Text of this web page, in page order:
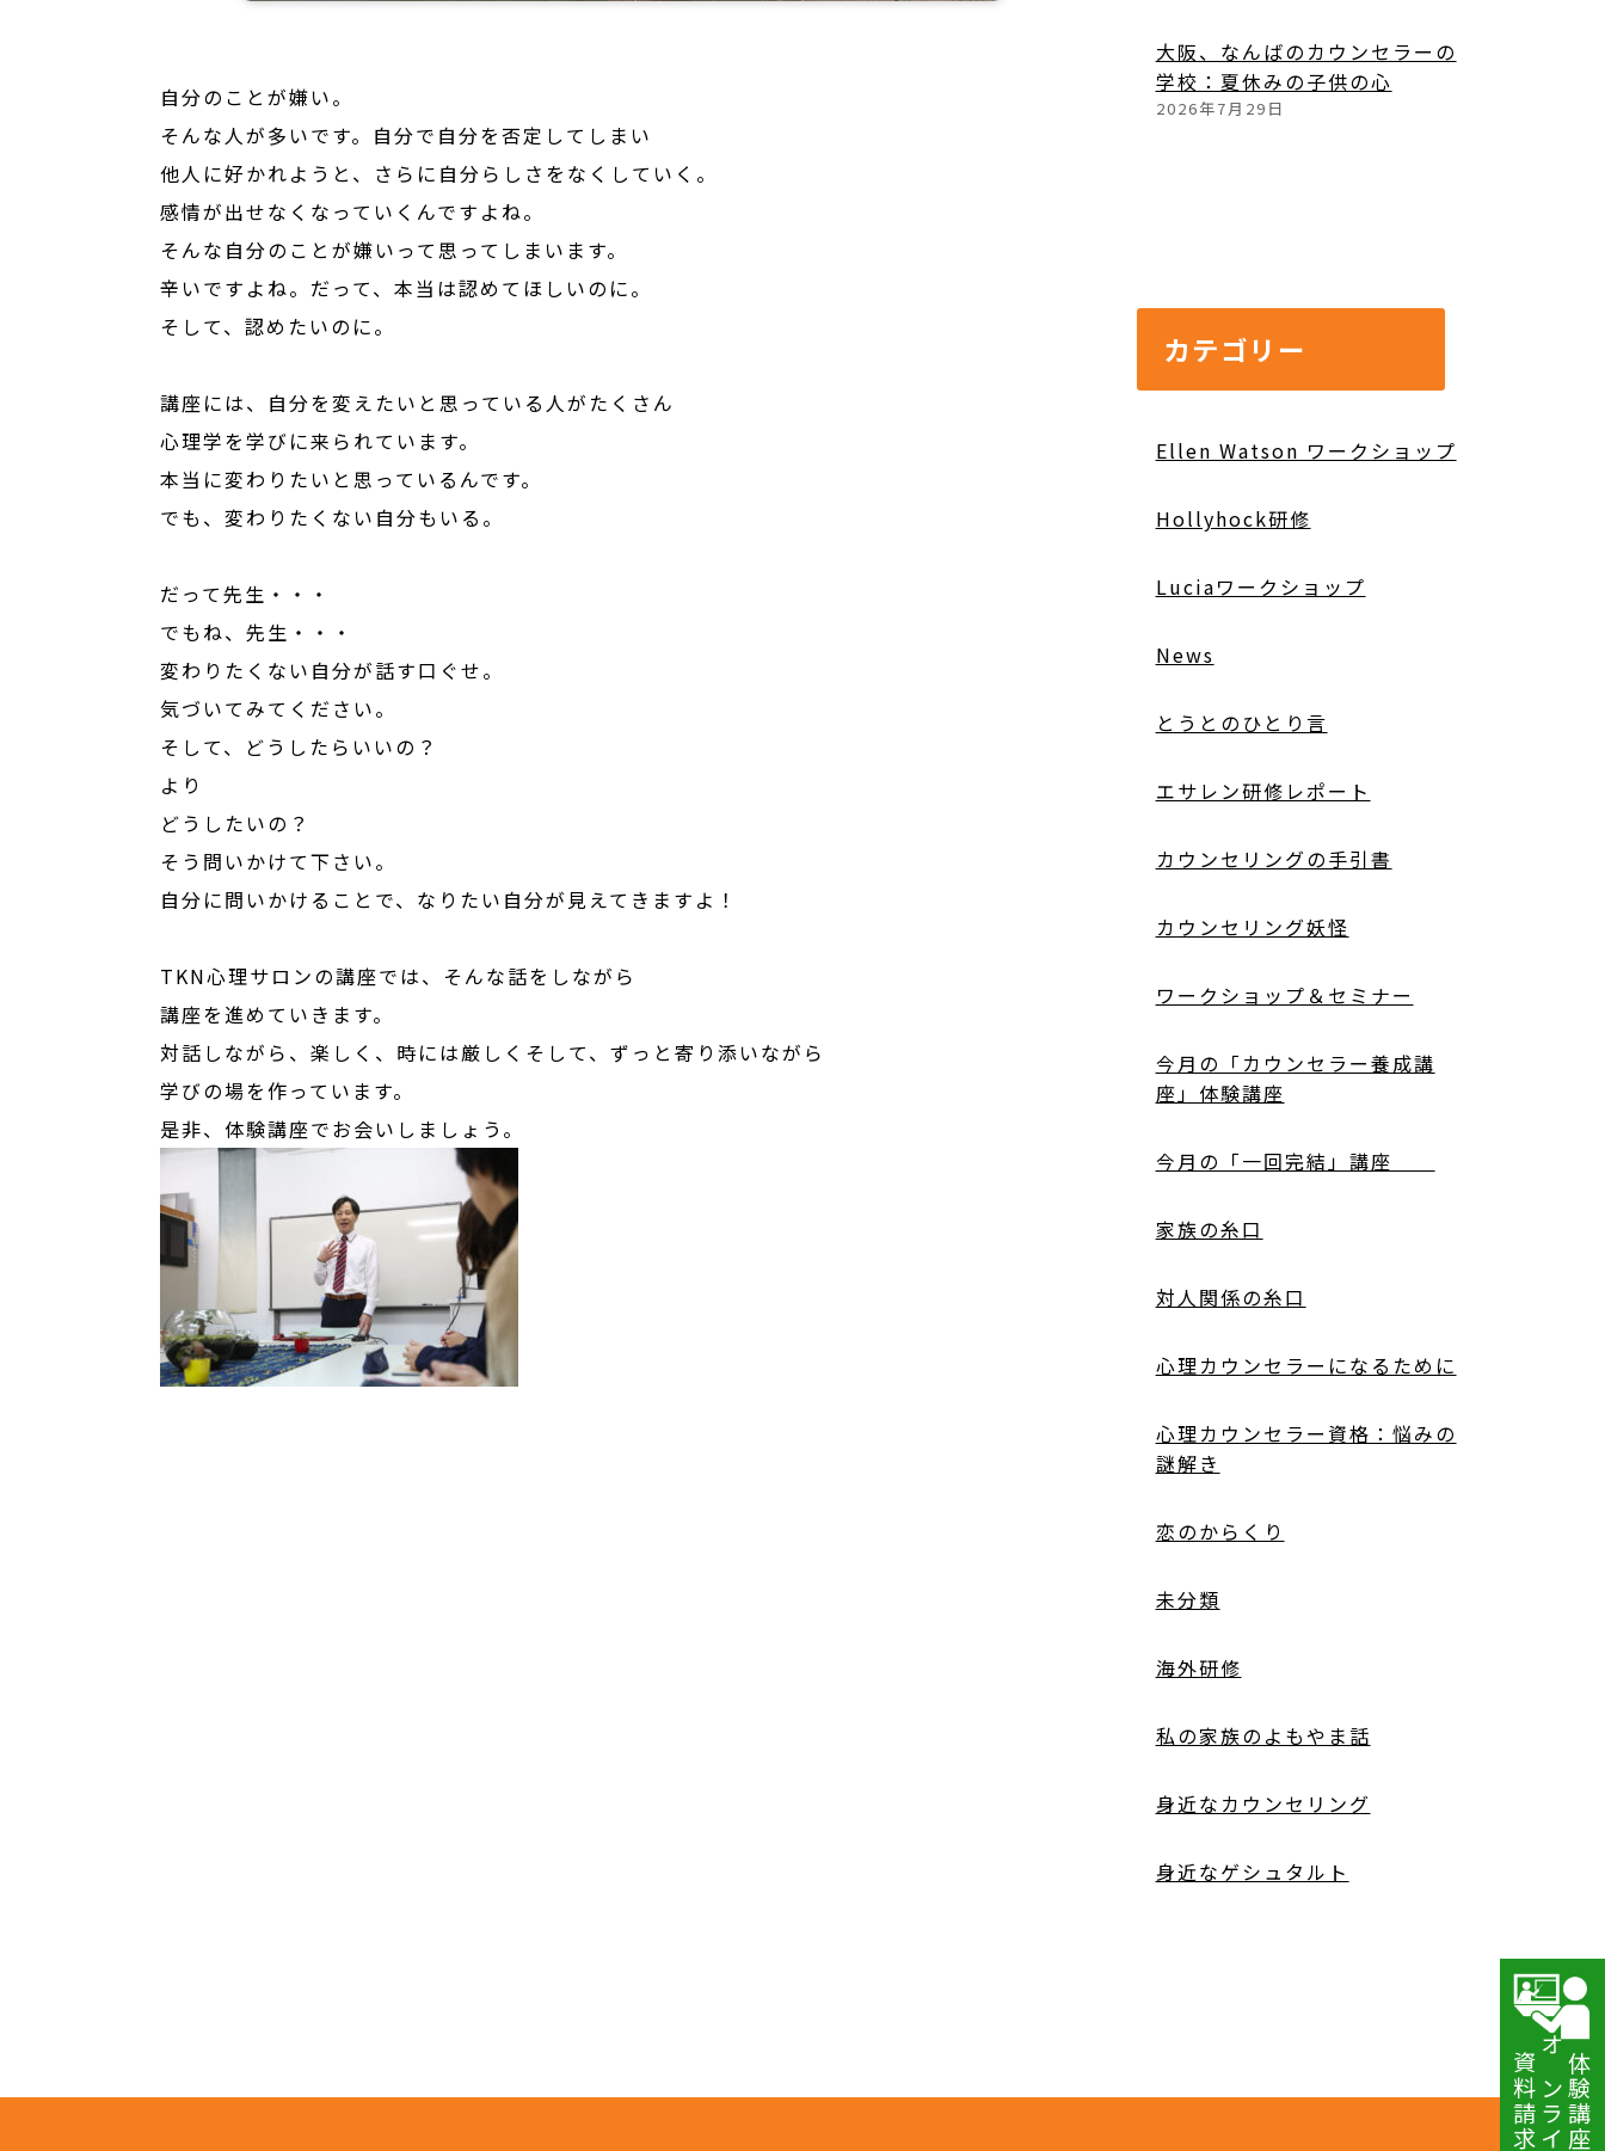
自分のことが嫌い。
そんな人が多いです。自分で自分を否定してしまい
他人に好かれようと、さらに自分らしさをなくしていく。
感情が出せなくなっていくんですよね。
そんな自分のことが嫌いって思ってしまいます。
辛いですよね。だって、本当は認めてほしいのに。
そして、認めたいのに。
講座には、自分を変えたいと思っている人がたくさん
心理学を学びに来られています。
本当に変わりたいと思っているんです。
でも、変わりたくない自分もいる。
だって先生・・・
でもね、先生・・・
変わりたくない自分が話す口ぐせ。
気づいてみてください。
そして、どうしたらいいの？
より
どうしたいの？
そう問いかけて下さい。
自分に問いかけることで、なりたい自分が見えてきますよ！
TKN心理サロンの講座では、そんな話をしながら
講座を進めていきます。
対話しながら、楽しく、時には厳しくそして、ずっと寄り添いながら
学びの場を作っています。
是非、体験講座でお会いしましょう。
大阪、なんばのカウンセラーの
学校：夏休みの子供の心
2026年7月29日
カテゴリー
Ellen Watson ワークショップ
Hollyhock研修
Luciaワークショップ
News
とうとのひとり言
エサレン研修レポート
カウンセリングの手引書
カウンセリング妖怪
ワークショップ＆セミナー
今月の「カウンセラー養成講
座」体験講座
今月の「一回完結」講座
家族の糸口
対人関係の糸口
心理カウンセラーになるために
心理カウンセラー資格：悩みの
謎解き
恋のからくり
未分類
海外研修
私の家族のよもやま話
身近なカウンセリング
身近なゲシュタルト
体験講座
資料請求